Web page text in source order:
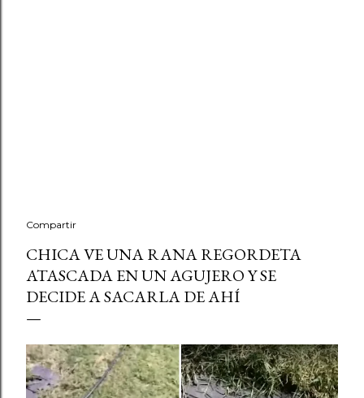
Compartir
CHICA VE UNA RANA REGORDETA
ATASCADA EN UN AGUJERO Y SE
DECIDE A SACARLA DE AHÍ